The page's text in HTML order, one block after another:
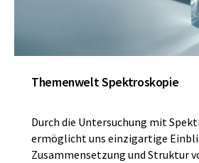
Themenwelt Spektroskopie
Durch die Untersuchung mit
ermöglicht uns einzigartige
Zusammensetzung und Struktur